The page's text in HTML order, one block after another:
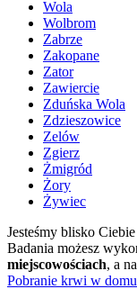
Wola
Wolbrom
Zabrze
Zakopane
Zator
Zawiercie
Zduńska Wola
Zdzieszowice
Zelów
Zgierz
Żmigród
Żory
Żywiec
Jesteśmy blisko Ciebie
Badania możesz
miejscowościach, a
Pobranie krwi w domu